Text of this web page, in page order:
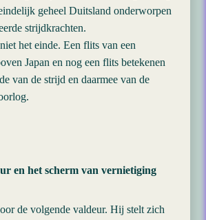
geheel Duitsland onderworpen
strijdkrachten.
het einde. Een flits van een
Japan en nog een flits betekenen
van de strijd en daarmee van de
en het scherm van vernietiging
de volgende valdeur. Hij stelt zich